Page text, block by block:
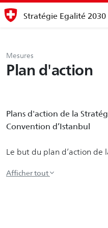
Stratégie Egalité 2030
Mesures
Plan d'action
Plans d'action de la
Convention d’Istanbul
Le but du plan d’action de
afin de réaliser la